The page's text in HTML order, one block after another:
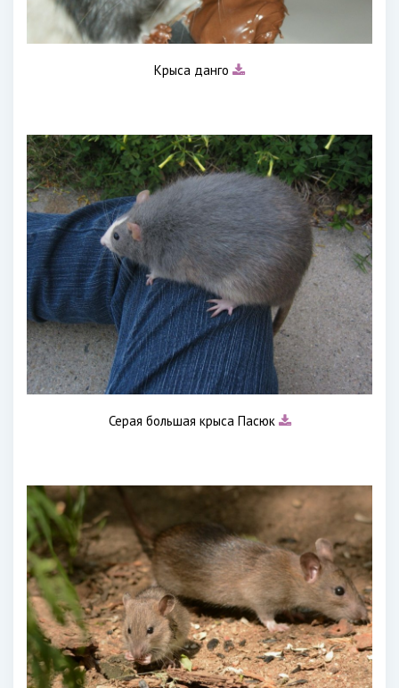
Крыса данго
Серая большая крыса Пасюк